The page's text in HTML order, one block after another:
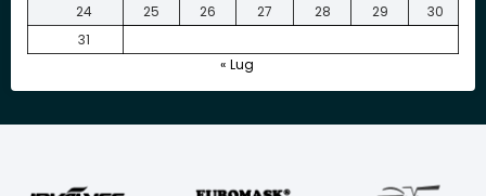
24
25 26 27 28 29
30
31
« Lug